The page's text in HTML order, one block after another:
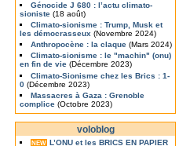
Génocide J 680 : l’actu climato-
sioniste (18 août)
Climato-sionisme : Trump, Musk et
les démocrasseux (Novembre 2024)
Anthropocène : la claque (Mars 2024)
Climato-sionisme : le "machin" (onu)
en fin de vie (Décembre 2023)
Climato-Sionisme chez les Brics : 1-
0 (Décembre 2023)
Massacres à Gaza : Grenoble
complice (Octobre 2023)
voloblog
NEW L’ONU et les BRICS EN PAPIER